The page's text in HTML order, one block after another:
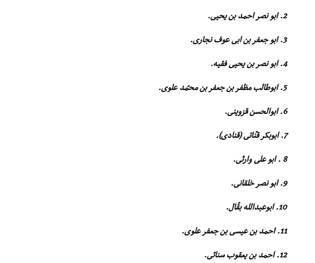
2. ابو نصر احمد بن یحیى.
3. ابو جعفر بن ابى عوف نجارى.
4. ابو نصر بن یحیى فقیه.
5. ابوطالب مظفر بن جعفر بن محمّد علوى.
6. ابوالحسن قزوینى.
7. ابوبکر قنّاتى (قنادى).
8 . ابو على وارثى.
9. ابو نصر خلقانى.
10. ابوعبدالله بقّال.
11. احمد بن عیسى بن جعفر علوى.
12. احمد بن یعقوب سنائى.